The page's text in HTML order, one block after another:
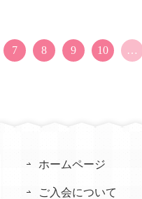
7 8 9 10 …
ホームページ
ご入会について